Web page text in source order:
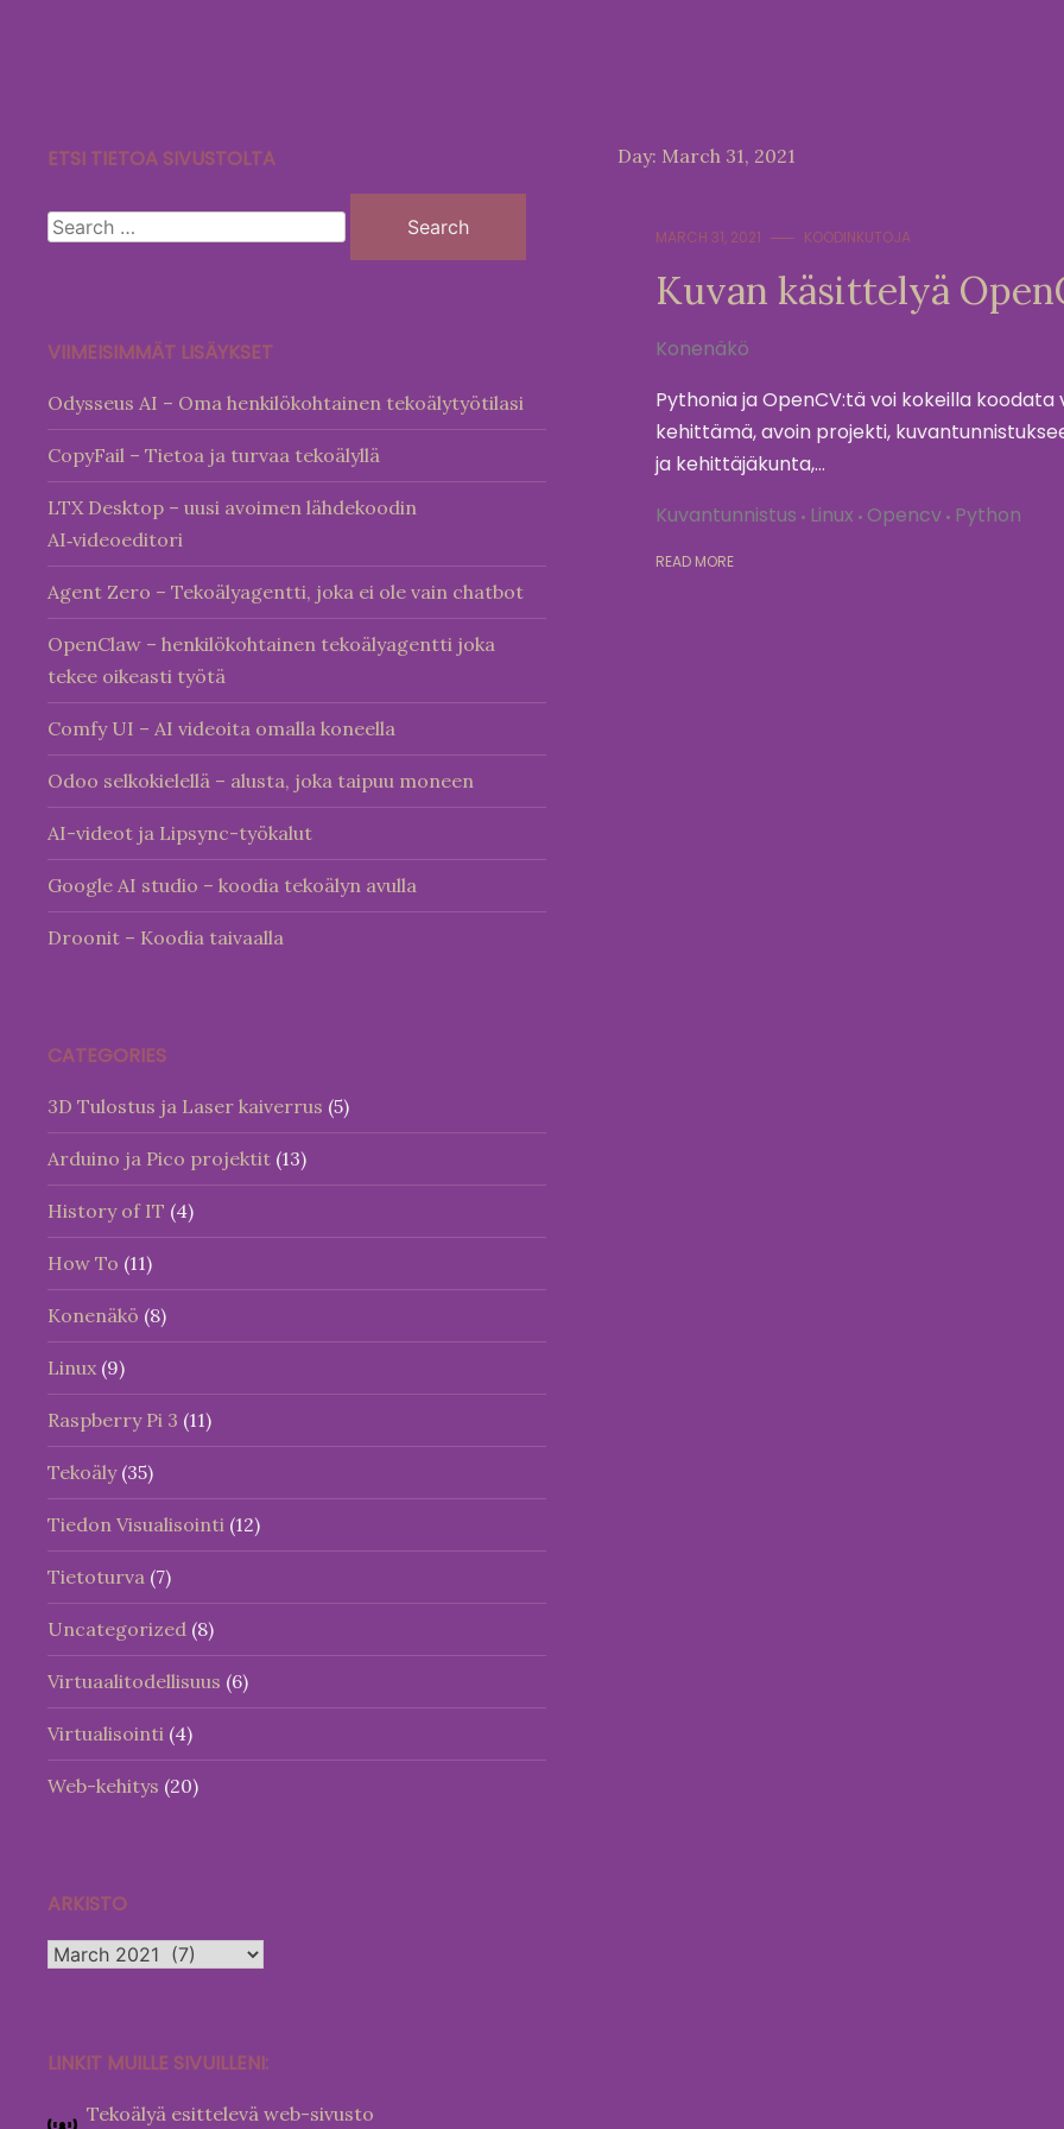
Day: March 31, 2021
MARCH 31, 2021 KOODINKUTOJA
Kuvan käsittelyä
Konenäkö
Pythonia ja OpenCV:tä voi kokeilla koodata
kehittämä, avoin projekti,
ja kehittäjäkunta,…
Kuvantunnistus
Linux Opencv Python
READ MORE
ETSI TIETOA SIVUSTOLTA
Search
for:
VIIMEISIMMÄT LISÄYKSET
Odysseus AI – Oma henkilökohtainen tekoälytyötilasi
CopyFail – Tietoa ja turvaa tekoälyllä
LTX Desktop – uusi avoimen lähdekoodin
AI‑videoeditori
Agent Zero – Tekoälyagentti, joka ei ole vain chatbot
OpenClaw – henkilökohtainen tekoälyagentti joka
tekee oikeasti työtä
Comfy UI – AI videoita omalla koneella
Odoo selkokielellä – alusta, joka taipuu moneen
AI-videot ja Lipsync-työkalut
Google AI studio – koodia tekoälyn avulla
Droonit – Koodia taivaalla
CATEGORIES
3D Tulostus ja Laser kaiverrus (5)
Arduino ja Pico projektit (13)
History of IT (4)
How To (11)
Konenäkö (8)
Linux (9)
Raspberry Pi 3 (11)
Tekoäly(35)
Tiedon Visualisointi (12)
Tietoturva (7)
Uncategorized (8)
Virtuaalitodellisuus (6)
Virtualisointi (4)
Web-kehitys (20)
ARKISTO
Arkisto
LINKIT MUILLE SIVUILLENI:
Tekoälyä esittelevä web-sivusto